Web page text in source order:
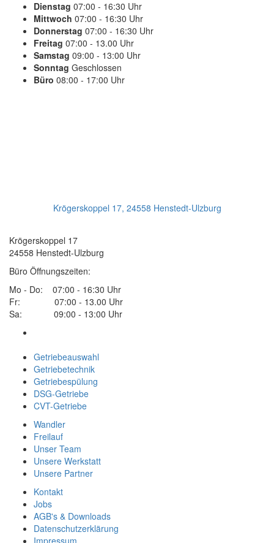
Dienstag 07:00 - 16:30 Uhr
Mittwoch 07:00 - 16:30 Uhr
Donnerstag 07:00 - 16:30 Uhr
Freitag 07:00 - 13.00 Uhr
Samstag 09:00 - 13:00 Uhr
Sonntag Geschlossen
Büro 08:00 - 17:00 Uhr
Krögerskoppel 17, 24558 Henstedt-Ulzburg
Krögerskoppel 17
24558 Henstedt-Ulzburg
Büro Öffnungszeiten:
Mo - Do: 07:00 - 16:30 Uhr
Fr: 07:00 - 13.00 Uhr
Sa: 09:00 - 13:00 Uhr
Getriebeauswahl
Getriebetechnik
Getriebespülung
DSG-Getriebe
CVT-Getriebe
Wandler
Freilauf
Unser Team
Unsere Werkstatt
Unsere Partner
Kontakt
Jobs
AGB's & Downloads
Datenschutzerklärung